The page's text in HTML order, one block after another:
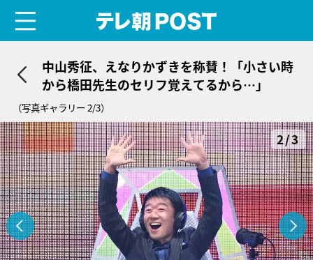
中山秀征、えなりかずきを称賛！「小さい時
から橋田先生のセリフ覚えてるから…」
（写真ギャラリー 2/3）
2/3